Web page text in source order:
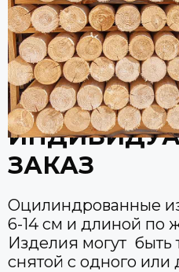
ЗАКАЗ
Оцилиндрованные
6-14 см и длиной по
Изделия могут быть
снятой с одного или